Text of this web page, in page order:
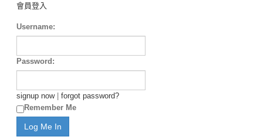
會員登入
Username:
Password:
signup now| forgot password?
Remember Me